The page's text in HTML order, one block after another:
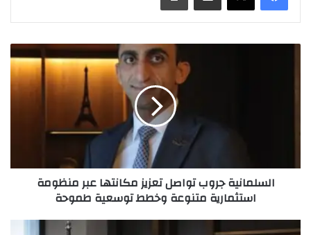
السلمانية جروب تواصل تعزيز مكانتها عبر منظومة
استثمارية متنوعة وخطط توسعية طموحة